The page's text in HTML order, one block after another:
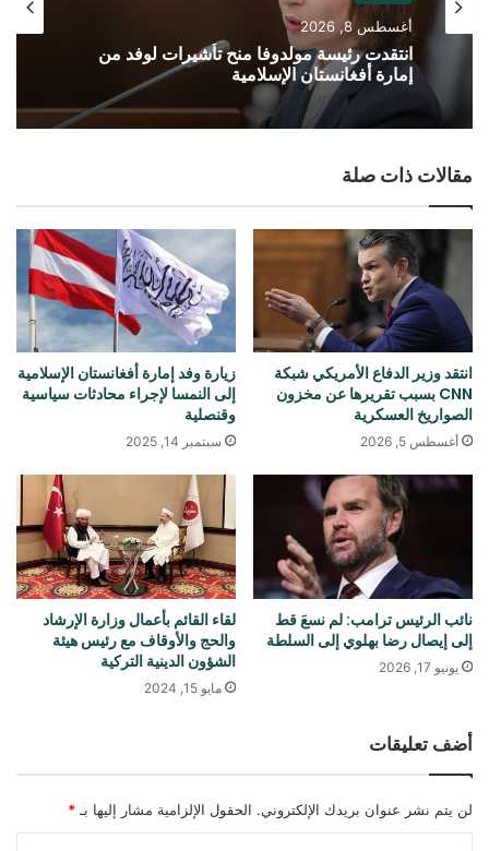
أغسطس 8, 2026
انتقدت رئيسة مولدوفا منح تأشيرات لوفد من
إمارة أفغانستان الإسلامية
مقالات ذات صلة
انتقد وزير الدفاع الأمريكي شبكة
CNN بسبب تقريرها عن مخزون
الصواريخ العسكرية
أغسطس 5, 2026
زيارة وفد إمارة أفغانستان الإسلامية
إلى النمسا لإجراء محادثات سياسية
وقنصلية
سبتمبر 14, 2025
نائب الرئيس ترامب: لم نسعَ قط
إلى إيصال رضا بهلوي إلى السلطة
يونيو 17, 2026
لقاء القائم بأعمال وزارة الإرشاد
والحج والأوقاف مع رئيس هيئة
الشؤون الدينية التركية
مايو 15, 2024
أضف تعليقات
لن يتم نشر عنوان بريدك الإلكتروني. الحقول الإلزامية مشار إليها بـ *